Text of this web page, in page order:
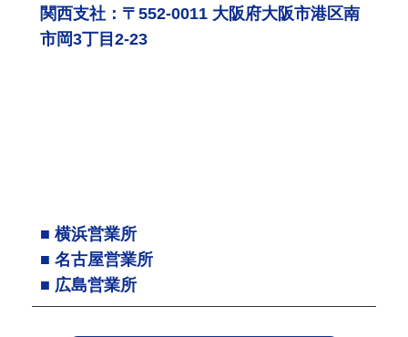
関西支社：〒552-0011 大阪府大阪市港区南
市岡3丁目2-23
■ 横浜営業所
■ 名古屋営業所
■ 広島営業所